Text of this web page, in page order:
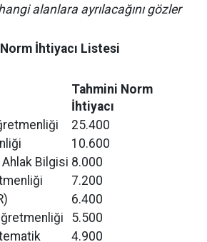
alanlara ayrılacağını gözler
Norm İhtiyacı Listesi
Tahmini Norm
İhtiyacı
25.400
10.600
Bilgisi 8.000
7.200
6.400
5.500
4.900